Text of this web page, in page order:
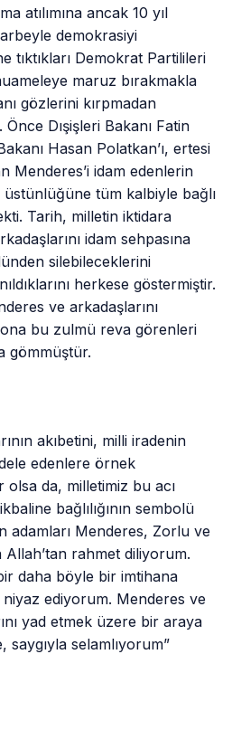
atılımına ancak 10 yıl
demokrasiyi
tıktıkları Demokrat Partilileri
maruz bırakmakla
gözlerini kırpmadan
Dışişleri Bakanı Fatin
Hasan Polatkan’ı, ertesi
Menderes’i idam edenlerin
üstünlüğüne tüm kalbiyle bağlı
Tarih, milletin iktidara
idam sehpasına
silebileceklerini
herkese göstermiştir.
ve arkadaşlarını
bu zulmü reva görenleri
gömmüştür.
akıbetini, milli iradenin
edenlere örnek
olsa da, milletimiz bu acı
bağlılığının sembolü
adamları Menderes, Zorlu ve
Allah’tan rahmet diliyorum.
daha böyle bir imtihana
niyaz ediyorum. Menderes ve
yad etmek üzere bir araya
selamlıyorum”